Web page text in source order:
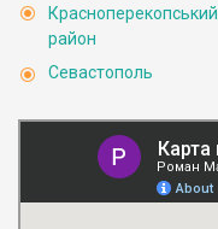
Красноперекопський
район
Севастополь